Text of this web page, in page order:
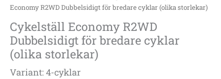
Economy R2WD Dubbelsidigt för bredare cyklar (olika storlekar)
Cykelställ Economy R2WD
Dubbelsidigt för bredare cyklar
(olika storlekar)
Variant: 4-cyklar